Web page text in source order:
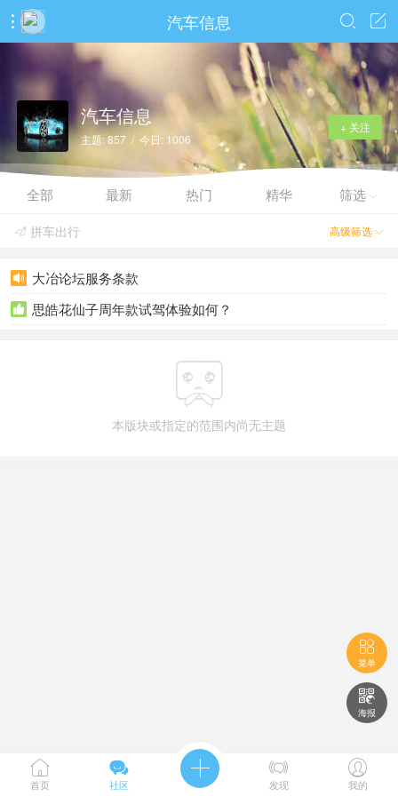
 汽车信息 

+ 关注
汽车信息
主题: 857 / 今日: 1006
全部 最新 热门 精华 筛选 
高级筛选 
 拼车出行
 大冶论坛服务条款
 思皓花仙子周年款试驾体验如何？

本版块或指定的范围内尚无主题

菜单

海报

首页

社区
 
发现

我的